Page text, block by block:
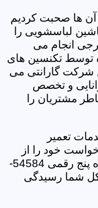
آن ها صحبت کردیم
لباسشویی را
انجام می
توسط تکنسین های
توسط این شرکت گارانتی می
و تخصص
مشتریان را
تعمیر
خود را از
طریق فرم آنلاین و یا تماس با شماره پنج رقمی 54584-
شما رسیدگی